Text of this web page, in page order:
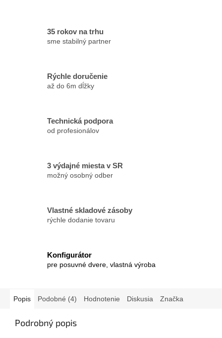
35 rokov na trhu
sme stabilný partner
Rýchle doručenie
až do 6m dĺžky
Technická podpora
od profesionálov
3 výdajné miesta v SR
možný osobný odber
Vlastné skladové zásoby
rýchle dodanie tovaru
Konfigurátor
pre posuvné dvere, vlastná výroba
Popis Podobné (4) Hodnotenie Diskusia Značka
Podrobný popis